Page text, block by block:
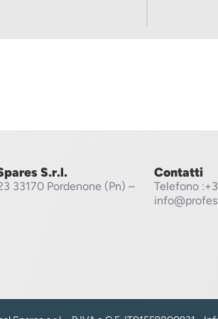
S.r.l.
33170 Pordenone (Pn) –
Contatti
Telefono